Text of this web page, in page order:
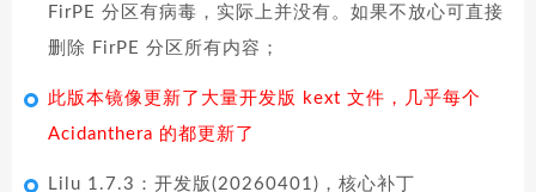
FirPE 分区有病毒，实际上并没有。如果不放心可直接
删除 FirPE 分区所有内容；
此版本镜像更新了大量开发版 kext 文件，几乎每个
Acidanthera 的都更新了
Lilu 1.7.3：开发版(20260401)，核心补丁